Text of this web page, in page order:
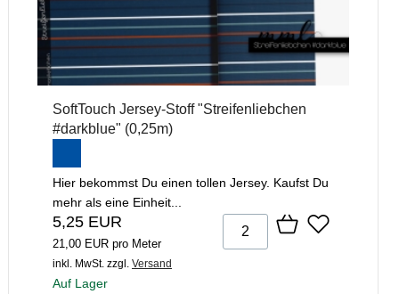
SoftTouch Jersey-Stoff "Streifenliebchen
#darkblue" (0,25m)
Hier bekommst Du einen tollen Jersey. Kaufst Du
mehr als eine Einheit...
5,25 EUR
21,00 EUR pro Meter
inkl. MwSt. zzgl. Versand
Auf Lager